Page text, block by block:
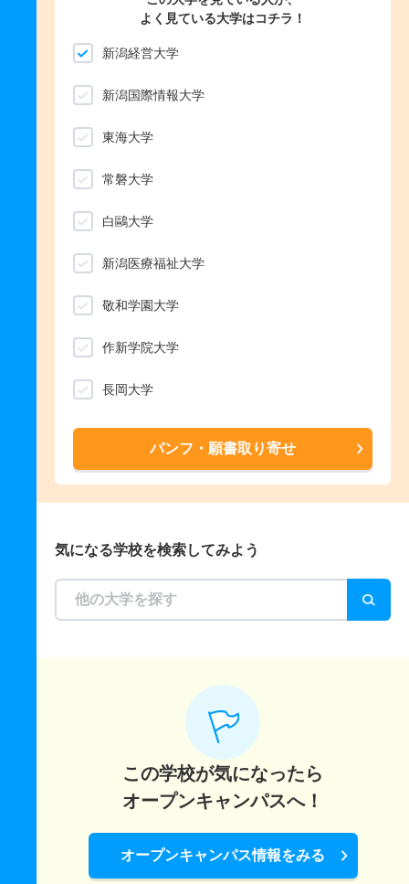
よく見ている大学はコチラ！
新潟経営大学
新潟国際情報大学
東海大学
常磐大学
白鷗大学
新潟医療福祉大学
敬和学園大学
作新学院大学
長岡大学
パンフ・願書取り寄せ
気になる学校を検索してみよう
この学校が気になったら
オープンキャンパスへ！
オープンキャンパス情報をみる